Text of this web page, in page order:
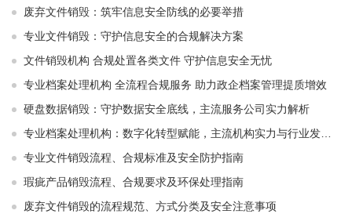
废弃文件销毁：筑牢信息安全防线的必要举措
专业文件销毁：守护信息安全的合规解决方案
文件销毁机构 合规处置各类文件 守护信息安全无忧
专业档案处理机构 全流程合规服务 助力政企档案管理提质增效
硬盘数据销毁：守护数据安全底线，主流服务公司实力解析
专业档案处理机构：数字化转型赋能，主流机构实力与行业发展解析
专业文件销毁流程、合规标准及安全防护指南
瑕疵产品销毁流程、合规要求及环保处理指南
废弃文件销毁的流程规范、方式分类及安全注意事项